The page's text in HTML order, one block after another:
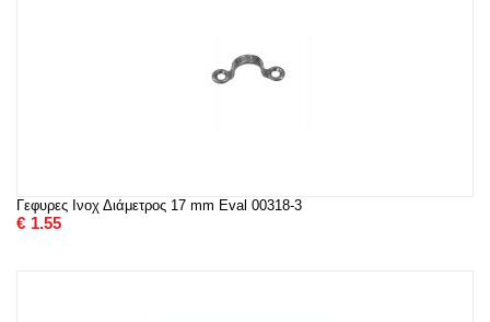
Γεφυρες Ινοχ Διάμετρος 17 mm Eval 00318-3
€ 1.55